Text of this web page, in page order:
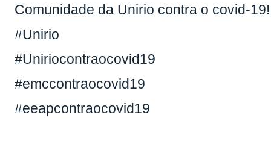
Comunidade da Unirio contra o covid-
#Unirio
#Uniriocontraocovid19
#emccontraocovid19
#eeapcontraocovid19